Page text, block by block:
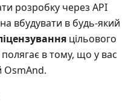
розробку через API
вбудувати в будь-який
цільового
в тому, що у вас
OsmAnd.